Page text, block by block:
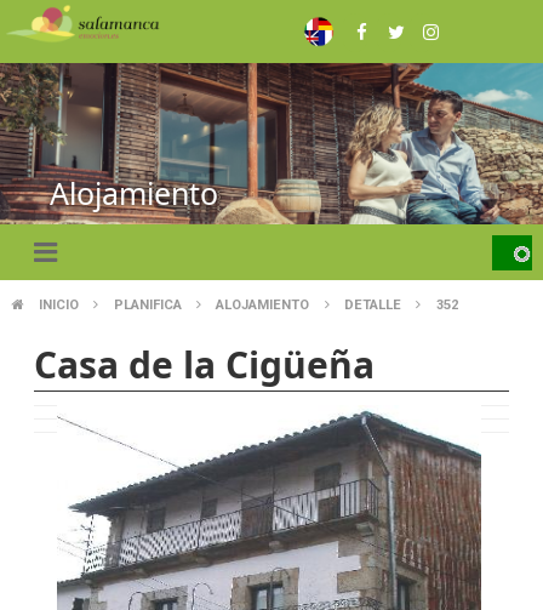
Pasar
al
contenido
principal
Alojamiento
ENLACES
DE
AYUDA
INICIO PLANIFICA ALOJAMIENTO DETALLE 352
Casa de la Cigüeña